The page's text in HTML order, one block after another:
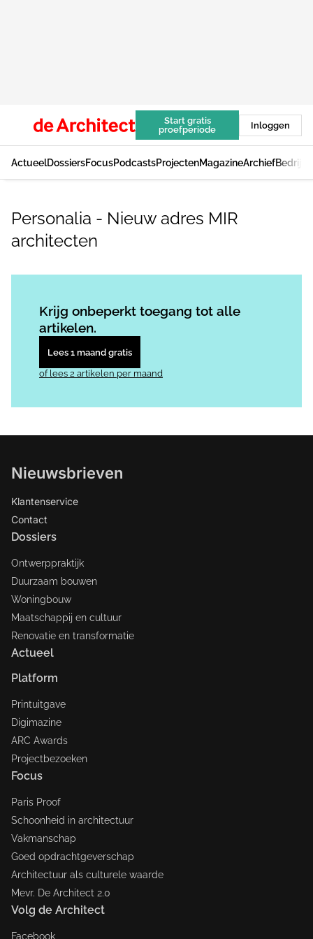
Start gratis
proefperiode
Inloggen
ActueelDossiersFocusPodcastsProjectenMagazineArchief
Personalia - Nieuw adres MIR
architecten
Krijg onbeperkt toegang tot alle
artikelen.
Lees 1 maand gratis
of lees 2 artikelen per maand
Nieuwsbrieven
Klantenservice
Contact
Dossiers
Ontwerppraktijk
Duurzaam bouwen
Woningbouw
Maatschappij en cultuur
Renovatie en transformatie
Actueel
Platform
Printuitgave
Digimazine
ARC Awards
Projectbezoeken
Focus
Paris Proof
Schoonheid in architectuur
Vakmanschap
Goed opdrachtgeverschap
Architectuur als culturele waarde
Mevr. De Architect 2.0
Volg de Architect
Facebook